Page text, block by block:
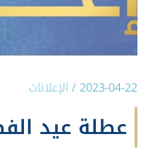
2023-04-22
/الإعلانات
عطلة عيد